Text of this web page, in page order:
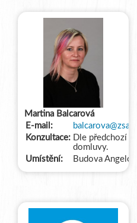
Martina Balcarová
E-mail:
Konzultace: Dle předchozí
domluvy.
Umístění:
Budova